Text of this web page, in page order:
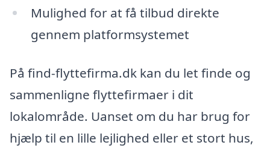
Mulighed for at få tilbud direkte
gennem platformsystemet
På find-flyttefirma.dk kan du let finde og
sammenligne flyttefirmaer i dit
lokalområde. Uanset om du har brug for
hjælp til en lille lejlighed eller et stort hus,